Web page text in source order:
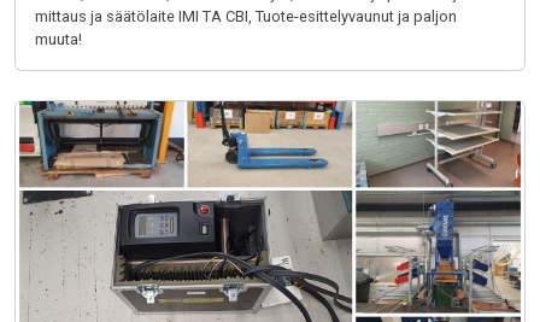
mittaus ja säätölaite IMI TA CBI, Tuote-esittelyvaunut ja paljon
muuta!